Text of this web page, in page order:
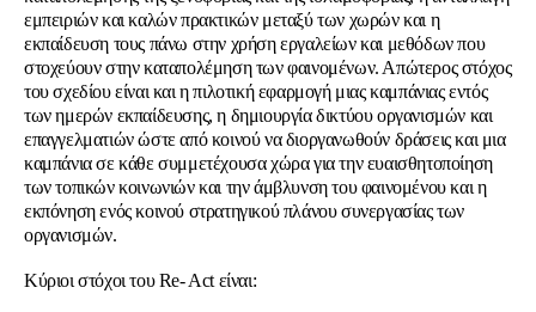
εμπειριών και καλών πρακτικών μεταξύ των χωρών και η
εκπαίδευση τους πάνω στην χρήση εργαλείων και μεθόδων που
στοχεύουν στην καταπολέμηση των φαινομένων. Απώτερος στόχος
του σχεδίου είναι και η πιλοτική εφαρμογή μιας καμπάνιας εντός
των ημερών εκπαίδευσης, η δημιουργία δικτύου οργανισμών και
επαγγελματιών ώστε από κοινού να διοργανωθούν δράσεις και μια
καμπάνια σε κάθε συμμετέχουσα χώρα για την ευαισθητοποίηση
των τοπικών κοινωνιών και την άμβλυνση του φαινομένου και η
εκπόνηση ενός κοινού στρατηγικού πλάνου συνεργασίας των
οργανισμών.
Κύριοι στόχοι του Re- Act είναι: